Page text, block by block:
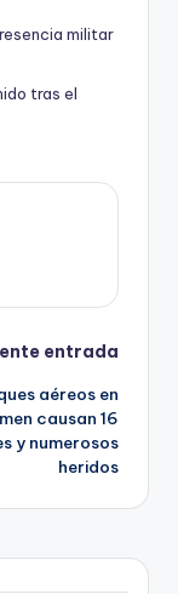
militar
tras el
entrada
aéreos en
causan 16
y numerosos
heridos